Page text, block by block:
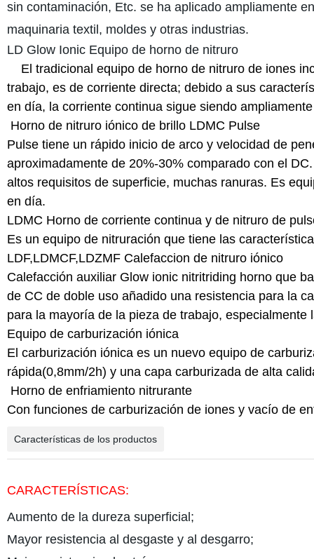
sin contaminación, Etc. se ha aplicado ampliamente
maquinaria textil, moldes y otras industrias.
LD Glow Ionic Equipo de horno de nitruro
El tradicional equipo de horno de nitruro de iones
trabajo, es de corriente directa; debido a sus
en día, la corriente continua sigue siendo
Horno de nitruro iónico de brillo LDMC Pulse
Pulse tiene un rápido inicio de arco y velocidad de
aproximadamente de 20%-30% comparado con el
altos requisitos de superficie, muchas ranuras. Es
en día.
LDMC Horno de corriente continua y de nitruro de
Es un equipo de nitruración que tiene las
LDF,LDMCF,LDZMF Calefaccion de nitruro iónico
Calefacción auxiliar Glow ionic nitritriding horno que
de CC de doble uso añadido una resistencia para la
para la mayoría de la pieza de trabajo, especialmente
Equipo de carburización iónica
El carburización iónica es un nuevo equipo de
rápida(0,8mm/2h) y una capa carburizada de alta
Horno de enfriamiento nitrurante
Con funciones de carburización de iones y vacío de
Características de los productos
CARACTERÍSTICAS:
Aumento de la dureza superficial;
Mayor resistencia al desgaste y al desgarro;